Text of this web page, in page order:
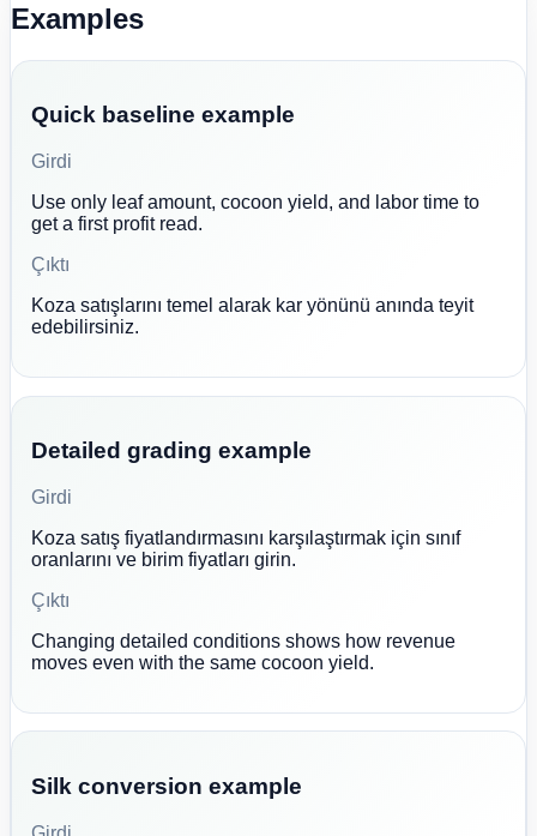
Examples
Quick baseline example
Girdi
Use only leaf amount, cocoon yield, and labor time to
get a first profit read.
Çıktı
Koza satışlarını temel alarak kar yönünü anında teyit
edebilirsiniz.
Detailed grading example
Girdi
Koza satış fiyatlandırmasını karşılaştırmak için sınıf
oranlarını ve birim fiyatları girin.
Çıktı
Changing detailed conditions shows how revenue
moves even with the same cocoon yield.
Silk conversion example